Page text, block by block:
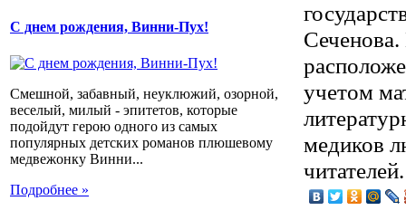
С днем рождения, Винни-Пух!
Смешной, забавный, неуклюжий, озорной,
веселый, милый - эпитетов, которые
подойдут герою одного из самых
популярных детских романов плюшевому
медвежонку Винни...
Подробнее »
учетом
медиков
читателей.